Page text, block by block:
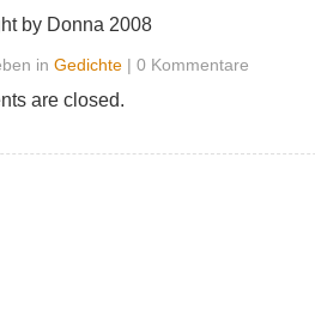
by Donna 2008
in Gedichte | 0 Kommentare
are closed.